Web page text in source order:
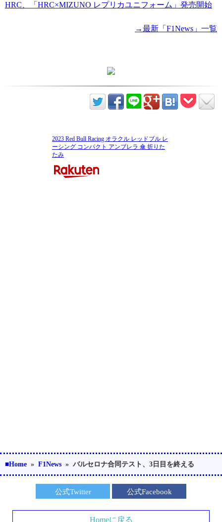
HRC、「HRC×MIZUNO レプリカユニフォーム」発売開始
→最新「F1News」一覧
2023 Red Bull Racing オラクル レッドブル レ
ーシング コンパクト アンブレラ 傘 折りた
たみ
■Home » F1News » バルセロナ合同テスト、3日目を終える
公式Twitter 公式Facebook
Homeに戻る